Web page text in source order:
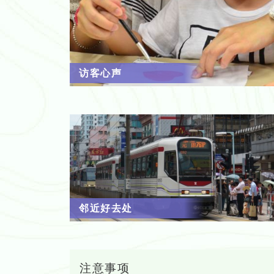
访客心声
邻近好去处
注意事项